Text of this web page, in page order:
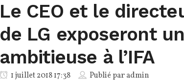
Le CEO et le
de LG exposeront
ambitieuse à l’IFA
1 juillet 2018 17:38 Publié paradmin